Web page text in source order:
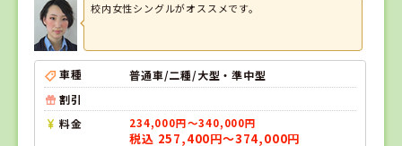
校内女性シングルがオススメです。
車種
普通車/二種/大型・準中型
割引
料金
234,000円～340,000円
税込 257,400円～374,000円